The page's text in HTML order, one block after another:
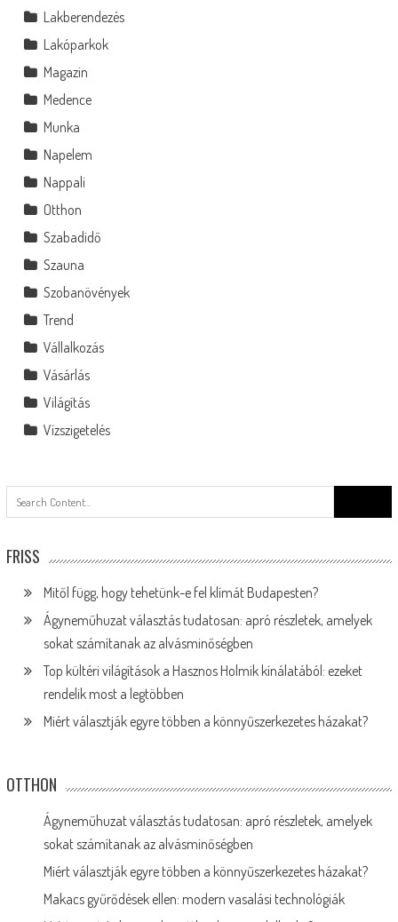
Lakberendezés
Lakóparkok
Magazin
Medence
Munka
Napelem
Nappali
Otthon
Szabadidő
Szauna
Szobanövények
Trend
Vállalkozás
Vásárlás
Világítás
Vízszigetelés
for:
FRISS
Mitől függ, hogy tehetünk-e fel klímát Budapesten?
Ágyneműhuzat választás tudatosan: apró részletek, amelyek
sokat számítanak az alvásminőségben
Top kültéri világítások a Hasznos Holmik kínálatából: ezeket
rendelik most a legtöbben
Miért választják egyre többen a könnyűszerkezetes házakat?
OTTHON
Ágyneműhuzat választás tudatosan: apró részletek, amelyek
sokat számítanak az alvásminőségben
Miért választják egyre többen a könnyűszerkezetes házakat?
Makacs gyűrődések ellen: modern vasalási technológiák